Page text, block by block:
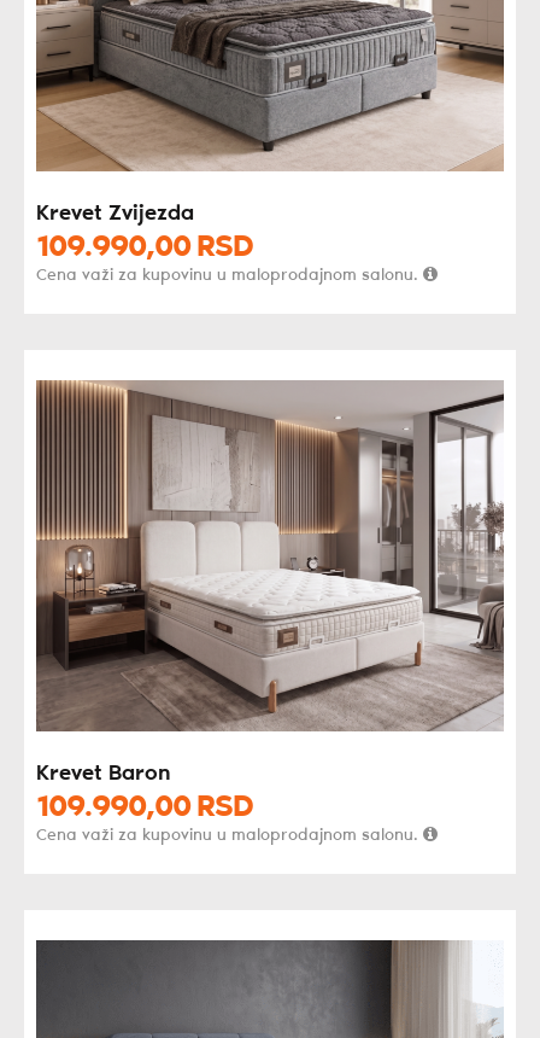
Krevet Zvijezda
109.990,00 RSD
Cena važi za kupovinu u maloprodajnom salonu.
Krevet Baron
109.990,00 RSD
Cena važi za kupovinu u maloprodajnom salonu.